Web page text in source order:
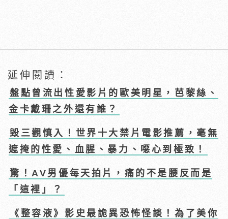
延伸閱讀：
盤點曾流出性愛影片的歐美明星，芭黎絲、
金卡戴珊之外還有誰？
毀三觀慎入！世界十大禁片電影推薦，毫無
遮掩的性愛、血腥、暴力、噁心到極致！
驚！AV男優每天拍片，痛的不是腰反而是
「這裡」？
《整容液》影史最詭異恐怖怪談！為了美你